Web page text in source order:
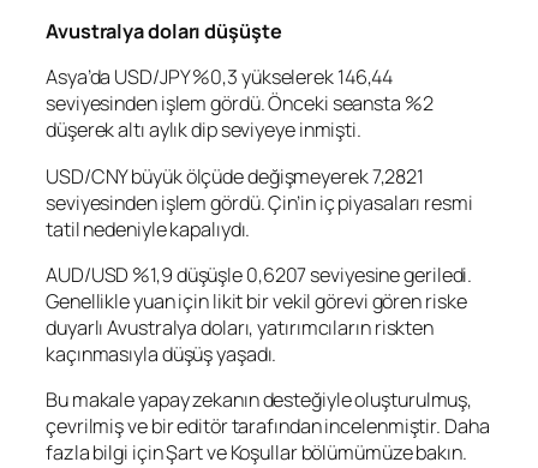
Avustralya doları düşüşte
Asya’da USD/JPY%0,3 yükselerek 146,44
seviyesinden işlem gördü. Önceki seansta %2
düşerek altı aylık dip seviyeye inmişti.
USD/CNYbüyük ölçüde değişmeyerek 7,2821
seviyesinden işlem gördü. Çin’in iç piyasaları resmi
tatil nedeniyle kapalıydı.
AUD/USD %1,9 düşüşle 0,6207 seviyesine geriledi.
Genellikle yuan için likit bir vekil görevi gören riske
duyarlı Avustralya doları, yatırımcıların riskten
kaçınmasıyla düşüş yaşadı.
Bu makale yapay zekanın desteğiyle oluşturulmuş,
çevrilmiş ve bir editör tarafından incelenmiştir. Daha
fazla bilgi için Şart ve Koşullar bölümümüze bakın.